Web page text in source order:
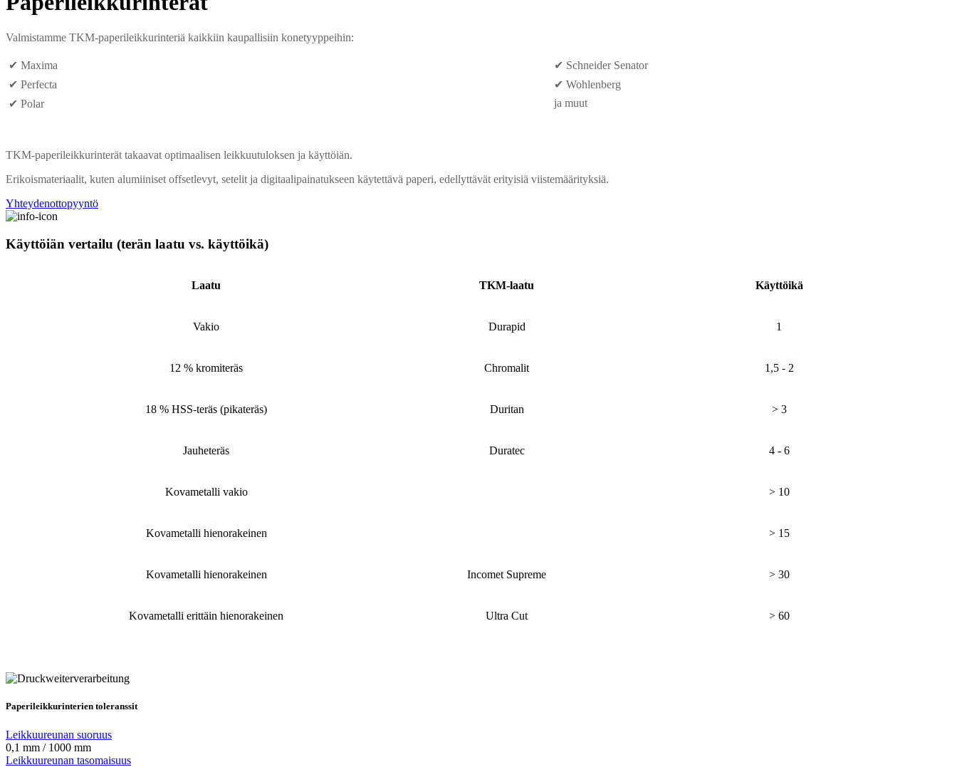
Valmistamme TKM-paperileikkurinteriä kaikkiin kaupallisiin konetyyppeihin:
✔ Maxima
✔ Schneider Senator
✔ Perfecta
✔ Wohlenberg
✔ Polar
ja muut
TKM-paperileikkurinterät takaavat optimaalisen leikkuutuloksen ja käyttöiän.
Erikoismateriaalit, kuten alumiiniset offsetlevyt, setelit ja digitaalipainatukseen käytettävä paperi, edellyttävät erityisiä viistemäärityksiä.
Yhteydenottopyyntö
Käyttöiän vertailu (terän laatu vs. käyttöikä)
Laatu TKM-laatu Käyttöikä
Vakio Durapid 1
12 % kromiteräs Chromalit 1,5 - 2
18 % HSS-teräs (pikateräs) Duritan > 3
Jauheteräs Duratec 4 - 6
Kovametalli vakio > 10
Kovametalli hienorakeinen > 15
Kovametalli hienorakeinen Incomet Supreme > 30
Kovametalli erittäin hienorakeinen Ultra Cut > 60
Paperileikkurinterien toleranssit
Leikkuureunan suoruus
0,1 mm / 1000 mm
Leikkuureunan tasomaisuus